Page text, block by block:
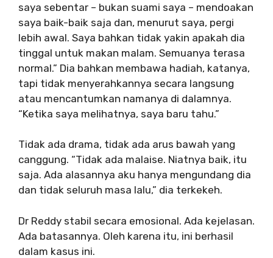
saya sebentar – bukan suami saya – mendoakan
saya baik-baik saja dan, menurut saya, pergi
lebih awal. Saya bahkan tidak yakin apakah dia
tinggal untuk makan malam. Semuanya terasa
normal.” Dia bahkan membawa hadiah, katanya,
tapi tidak menyerahkannya secara langsung
atau mencantumkan namanya di dalamnya.
“Ketika saya melihatnya, saya baru tahu.”
Tidak ada drama, tidak ada arus bawah yang
canggung. “Tidak ada malaise. Niatnya baik, itu
saja. Ada alasannya aku hanya mengundang dia
dan tidak seluruh masa lalu,” dia terkekeh.
Dr Reddy stabil secara emosional. Ada kejelasan.
Ada batasannya. Oleh karena itu, ini berhasil
dalam kasus ini.